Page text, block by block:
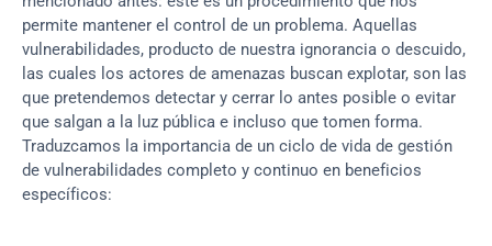
permite mantener el control de un problema. Aquellas
vulnerabilidades, producto de nuestra ignorancia o descuido,
las cuales los actores de amenazas buscan explotar, son las
que pretendemos detectar y cerrar lo antes posible o evitar
que salgan a la luz pública e incluso que tomen forma.
Traduzcamos la importancia de un ciclo de vida de gestión
de vulnerabilidades completo y continuo en beneficios
específicos: